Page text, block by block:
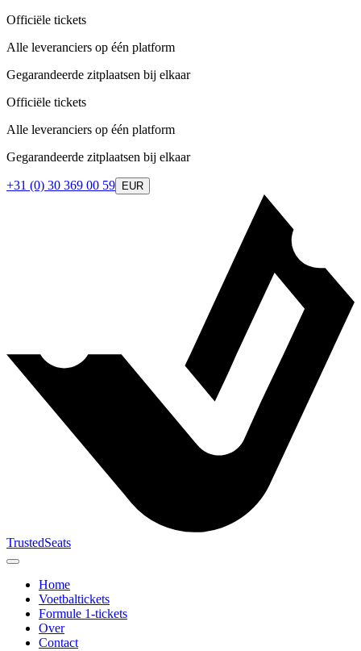
Officiële tickets
Alle leveranciers op één platform
Gegarandeerde zitplaatsen bij elkaar
Officiële tickets
Alle leveranciers op één platform
Gegarandeerde zitplaatsen bij elkaar
+31 (0) 30 369 00 59 EUR
TrustedSeats
Home
Voetbaltickets
Formule 1-tickets
Over
Contact